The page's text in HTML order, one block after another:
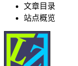
文章目录
站点概览